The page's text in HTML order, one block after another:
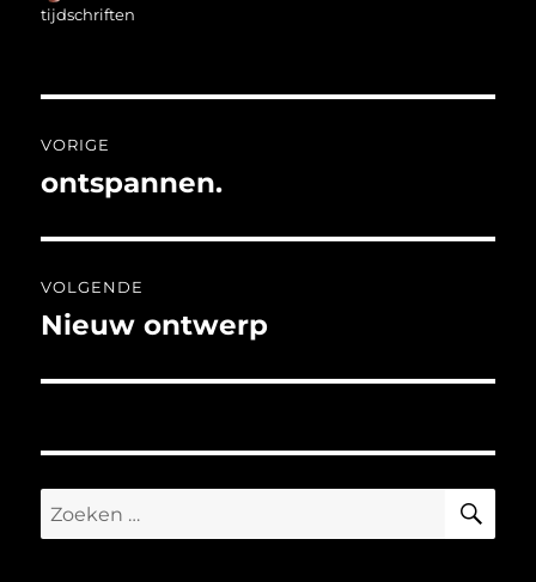
tijdschriften
navigatie
VORIGE
Vorig
ontspannen.
VOLGENDE
Volgend
Nieuw ontwerp
Zoeken
naar: